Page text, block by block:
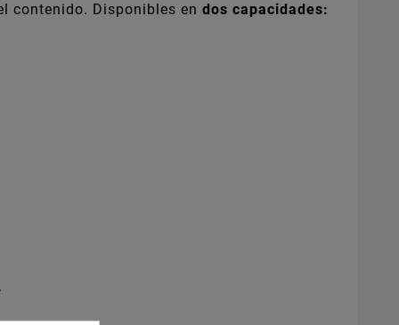
contenido. Disponibles en dos capacidades: